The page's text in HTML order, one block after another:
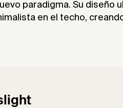
paradigma. Su diseño
en el techo,